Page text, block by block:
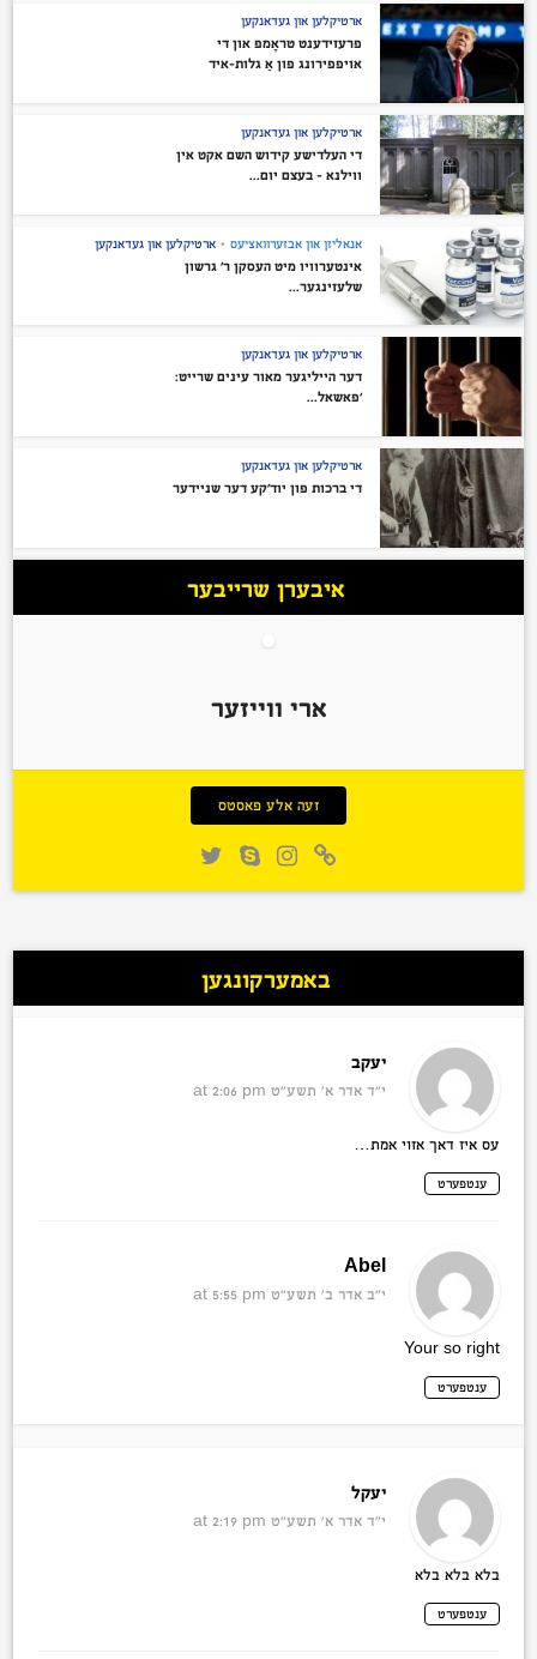
ארטיקלען און געדאנקען
פּרעזידענט טראָמפּ און די
אויפפירונג פון אַ גלות-איד
ארטיקלען און געדאנקען
די העלדישע קידוש השם אקט אין
ווילנא – בעצם יום...
אנאליזן און אבזערוואציעס • ארטיקלען און געדאנקען
אינטערוויו מיט העסקן ר’ גרשון
שלעזינגער...
ארטיקלען און געדאנקען
דער הייליגער מאור עינים שרייט:
‘פאשאל...
ארטיקלען און געדאנקען
די ברכות פון יוד’קע דער שניידער
איבערן שרייבער
ארי ווייזער
זעה אלע פאסטס
באמערקונגען
יעקב
י״ד אדר א׳ תשע״ט
עס איז דאך אזוי אמת…
ענטפערט
Abel
י״ב אדר ב׳ תשע״ט
Your so right
ענטפערט
יעקל
י״ד אדר א׳ תשע״ט
בלא בלא בלא
ענטפערט